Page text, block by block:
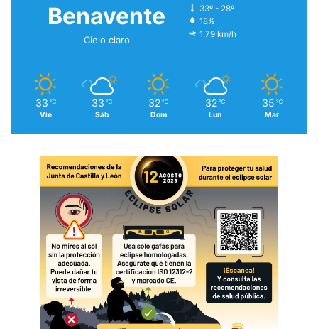
Benavente
Cielo claro
33º - 28º
18%
1.79 km/h
33 ℃
Vie
33 ℃
Sáb
32 ℃
Dom
32 ℃
Lun
35 ℃
Mar